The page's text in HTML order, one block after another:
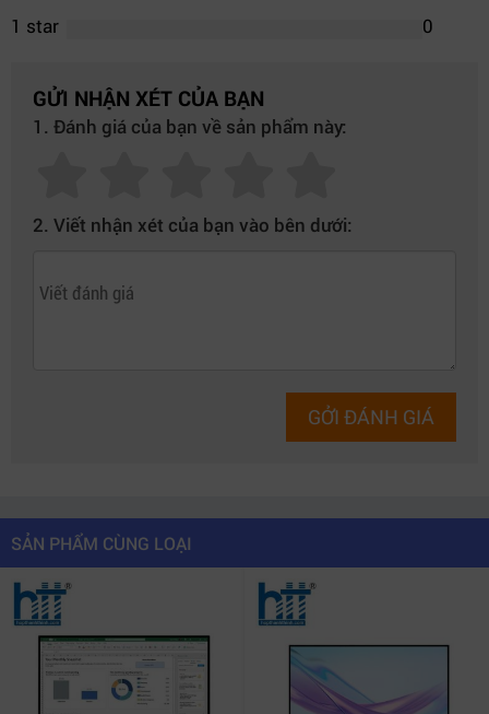
1 star
0
GỬI NHẬN XÉT CỦA BẠN
1. Đánh giá của bạn về sản phẩm này:
2. Viết nhận xét của bạn vào bên dưới:
GỞI ĐÁNH GIÁ
SẢN PHẨM CÙNG LOẠI